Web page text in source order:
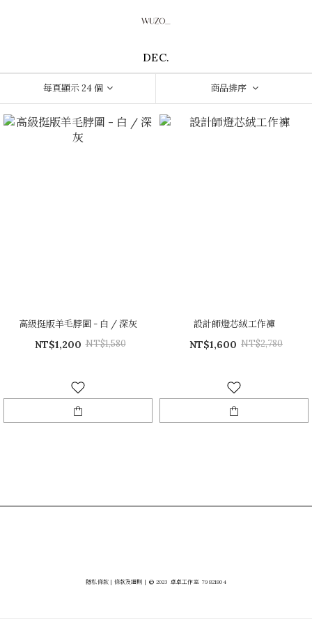
DEC.
每頁顯示 24 個 商品排序
高級挺版羊毛脖圍 - 白 / 深灰
NT$1,200 NT$1,580
設計師燈芯絨工作褲
NT$1,600 NT$2,780
隱私條款| 條款及細則 | © 2023 卓卓工作室 79821804